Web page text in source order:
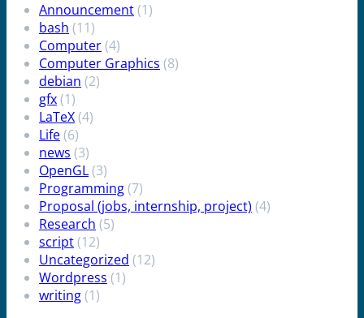
Announcement(1)
bash (11)
Computer(4)
Computer Graphics (8)
debian (2)
gfx(1)
LaTeX(4)
Life(6)
news (3)
OpenGL(3)
Programming(7)
Proposal (jobs, internship, project) (4)
Research (5)
script(12)
Uncategorized (12)
Wordpress (1)
writing(1)